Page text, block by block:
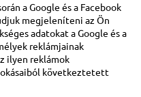
a Google és a Facebook
megjeleníteni az Ön
adatokat a Google és a
reklámjainak
ilyen reklámok
következtetett